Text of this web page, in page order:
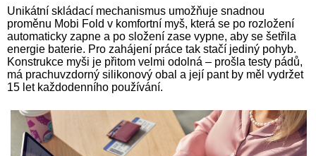
Unikátní skládací mechanismus umožňuje snadnou
proměnu Mobi Fold v komfortní myš, která se po rozložení
automaticky zapne a po složení zase vypne, aby se šetřila
energie baterie. Pro zahájení práce tak stačí jediný pohyb.
Konstrukce myši je přitom velmi odolná – prošla testy pádů,
má prachuvzdorný silikonový obal a její pant by měl vydržet
15 let každodenního používání.